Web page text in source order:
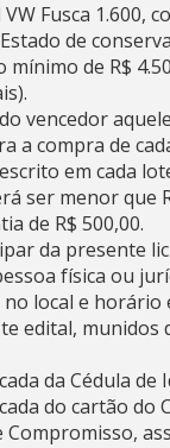
Fusca 1.600,
Estado de
mínimo de R$
vencedor
a compra de
em cada
ser menor que
de R$ 500,00.
da presente
física ou
local e horário
edital, munidos
da Cédula de
do cartão do
Compromisso,